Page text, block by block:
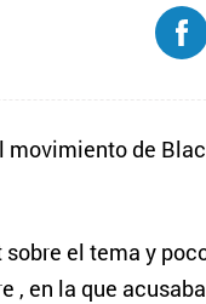
de
el tema y
, en la que